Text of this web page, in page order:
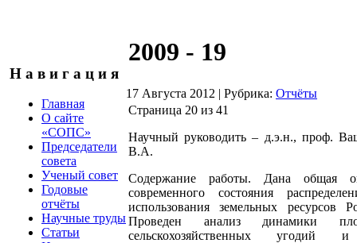
Н а в и г а ц и я
Главная
О сайте
«СОПС»
Председатели
совета
Ученый совет
Годовые
отчёты
Научные труды
Статьи
2009 - 19
17 Августа 2012 | Рубрика: Отчёты
Страница 20 из 41
Научный руководить – д.э.н., проф.
В.А.
Содержание работы. Дана общая
современного состояния
использования земельных ресурсов
Проведен анализ динамики
сельскохозяйственных угодий